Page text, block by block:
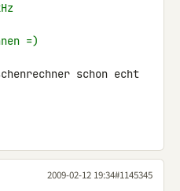
=)
schon echt
2009-02-12 19:34#1145345